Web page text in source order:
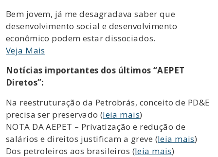
Bem jovem, já me desagradava saber que
desenvolvimento social e desenvolvimento
econômico podem estar dissociados.
Veja Mais
Notícias importantes dos últimos “AEPET
Diretos”:
Na reestruturação da Petrobrás, conceito de PD&E
precisa ser preservado (leia mais)
NOTA DA AEPET – Privatização e redução de
salários e direitos justificam a greve (leia mais)
Dos petroleiros aos brasileiros (leia mais)